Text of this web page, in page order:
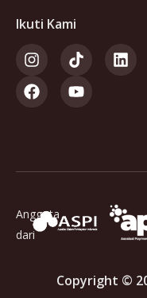
Ikuti Kami
Anggota
dari
Copyright ©